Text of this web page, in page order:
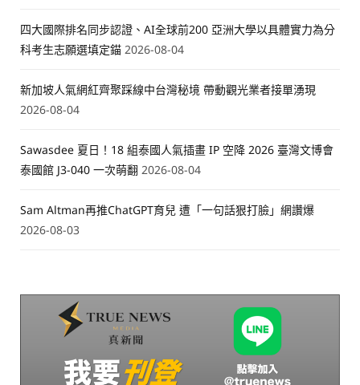
四大國際排名同步認證、AI全球前200 亞洲大學以具體實力為分
科考生志願選填定錨 2026-08-04
新加坡人氣網紅齊聚踩線中台灣秘境 帶動觀光業者接單湧現
2026-08-04
Sawasdee 夏日！18 組泰國人氣插畫 IP 空降 2026 臺灣文博會
泰國館 J3-040 一次萌翻 2026-08-04
Sam Altman再推ChatGPT育兒 遭「一句話狠打臉」網讚爆
2026-08-03